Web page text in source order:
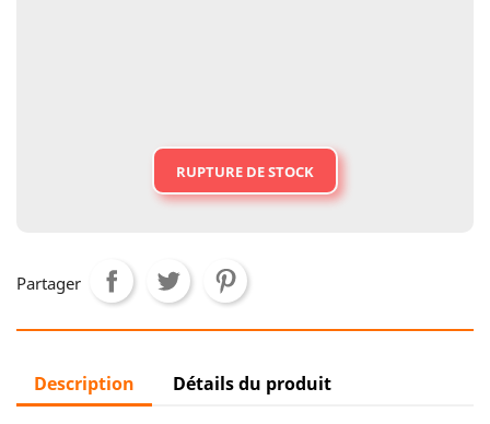
RUPTURE DE STOCK
Partager
Description Détails du produit